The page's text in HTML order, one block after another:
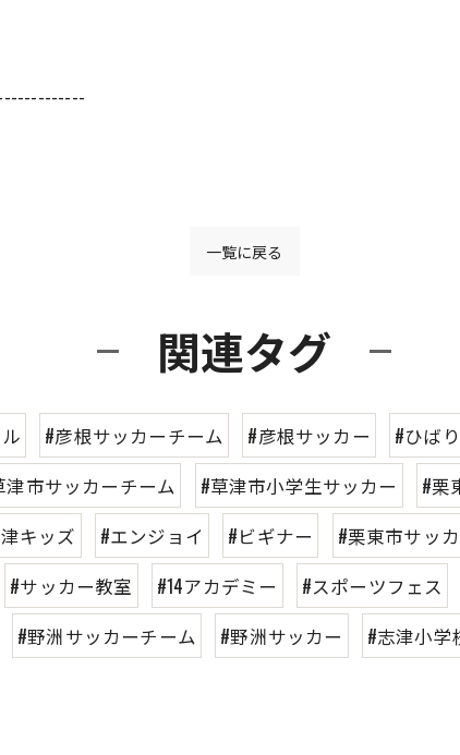
一覧に戻る
関連タグ
#彦根サッカーチーム #彦根サッカー #ひば
津市サッカーチーム
#草津市小学生サッカー #栗
キッズ
#エンジョイ #ビギナー #栗東市サッ
#サッカー教室
#14アカデミー #スポーツフェス
#野洲サッカーチーム
#野洲サッカー #志津小学